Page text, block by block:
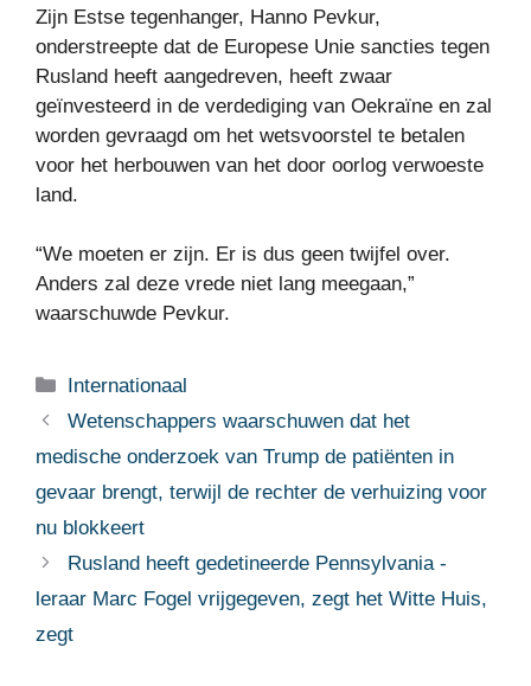
Zijn Estse tegenhanger, Hanno Pevkur,
onderstreepte dat de Europese Unie sancties tegen
Rusland heeft aangedreven, heeft zwaar
geïnvesteerd in de verdediging van Oekraïne en zal
worden gevraagd om het wetsvoorstel te betalen
voor het herbouwen van het door oorlog verwoeste
land.
“We moeten er zijn. Er is dus geen twijfel over.
Anders zal deze vrede niet lang meegaan,”
waarschuwde Pevkur.
Categorieën
Internationaal
Wetenschappers waarschuwen dat het
medische onderzoek van Trump de patiënten in
gevaar brengt, terwijl de rechter de verhuizing voor
nu blokkeert
Rusland heeft gedetineerde Pennsylvania -
leraar Marc Fogel vrijgegeven, zegt het Witte Huis,
zegt